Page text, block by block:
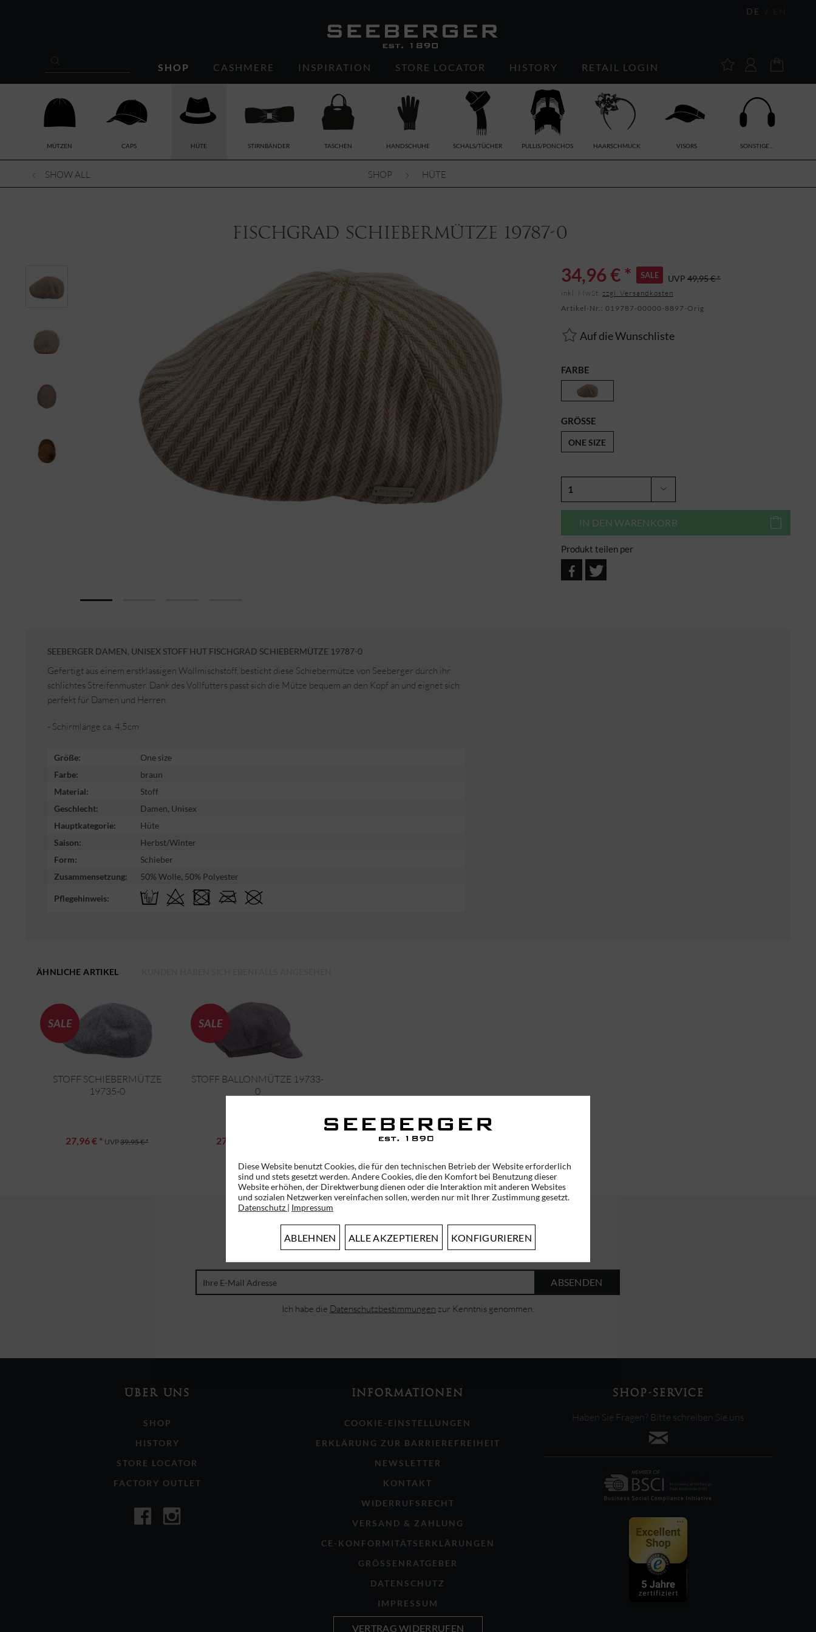
DE
SHOP CASHMERE INSPIRATION STORE LOCATOR HISTORY RETAIL LOGIN
MÜTZEN CAPS HÜTE STIRNBÄNDER TASCHEN HANDSCHUHE SCHALS/TÜCHER PULLIS/PONCHOS HAARSCHMUCK VISORS SONSTIGE...
SHOW ALL SHOP HÜTE
Fischgrad Schiebermütze 19787-0
34,96 € * SALE UVP 49,95 € *
inkl. MwSt. zzgl. Versandkosten
Artikel-Nr.: 019787-00000-8897-Orig
Auf die Wunschliste
FARBE
GRÖSSE
ONE SIZE
IN DEN WARENKORB
Produkt teilen per
SEEBERGER DAMEN, UNISEX STOFF HUT FISCHGRAD SCHIEBERMÜTZE 19787-0
Gefertigt aus einem erstklassigen Wollmischstoff, besticht diese Schiebermütze von Seeberger durch ihr
schlichtes Streifenmuster. Dank des Vollfutters passt sich die Mütze bequem an den Kopf an und eignet sich
perfekt für Damen und Herren.
- Schirmlänge ca. 4,5cm
Größe:
One size
Farbe:
braun
Material:
Stoff
Geschlecht:
Damen, Unisex
Hauptkategorie:
Hüte
Saison:
Herbst/Winter
Form:
Schieber
Zusammensetzung:
50% Wolle, 50% Polyester
Pflegehinweis:
ÄHNLICHE ARTIKEL
SALE
STOFF SCHIEBERMÜTZE
19735-0
27,96 € * UVP39,95 € *
SALE
STOFF BALLONMÜTZE 19733-
0
27,96 € *
ABONNIEREN SIE UNSEREN NEWSLETTER!
ERHALTEN SIE EINMALIG EINEN 5 EURO GUTSCHEIN
ABSENDEN
Ich habe die Datenschutzbestimmungen zur Kenntnis genommen.
ÜBER UNS
SHOP
HISTORY
STORE LOCATOR
FACTORY OUTLET
INFORMATIONEN
COOKIE-EINSTELLUNGEN
ERKLÄRUNG ZUR BARRIEREFREIHEIT
NEWSLETTER
KONTAKT
WIDERRUFSRECHT
VERSAND & ZAHLUNG
CE-KONFORMITÄTSERKLÄRUNGEN
GRÖSSENRATGEBER
DATENSCHUTZ
IMPRESSUM
VERTRAG WIDERRUFEN
SHOP-SERVICE
Haben Sie Fragen? Bitte schreiben Sie uns
Diese Website benutzt Cookies, die für den technischen Betrieb der Website erforderlich
sind und stets gesetzt werden. Andere Cookies, die den Komfort bei Benutzung dieser
Website erhöhen, der Direktwerbung dienen oder die Interaktion mit anderen Websites
und sozialen Netzwerken vereinfachen sollen, werden nur mit Ihrer Zustimmung gesetzt.
Datenschutz | Impressum
ABLEHNEN ALLE AKZEPTIEREN KONFIGURIEREN